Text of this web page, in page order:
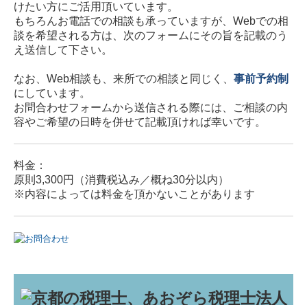
アクセス
SDGs宣言書
健康事業所宣言
行動計画
あおぞら通信(R8)
業務案内
サービス案内
お問合わせ
けたい方にご活用頂いています。
もちろんお電話での相談も承っていますが、Webでの相
談を希望される方は、次のフォームにその旨を記載のう
え送信して下さい。
なお、Web相談も、来所での相談と同じく、 事前予約制
にしています。
お問合わせフォームから送信される際には、ご相談の内
容やご希望の日時を併せて記載頂ければ幸いです。
料金：
原則3,300円（消費税込み／概ね30分以内）
※内容によっては料金を頂かないことがあります